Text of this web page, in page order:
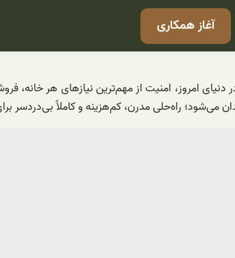
آغاز همکاری
در دنیای امروز، امنیت از مهم‌ترین نیازهای هر
می‌شود؛ راه‌حلی مدرن، کم‌هزینه و کاملاً بی‌دردسر